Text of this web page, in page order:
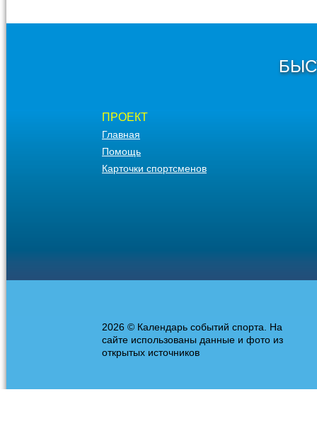
ПРОЕКТ
Главная
Помощь
Карточки спортсменов
2026 © Календарь событий спорта. На
сайте использованы данные и фото из
открытых источников